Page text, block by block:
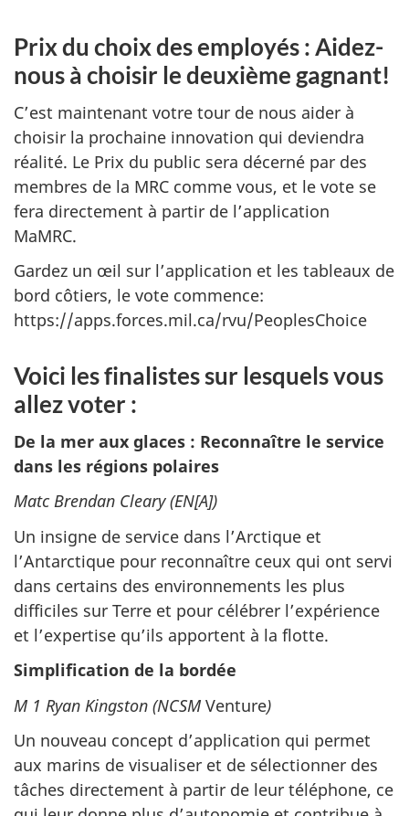
Prix du choix des employés : Aidez-
nous à choisir le deuxième gagnant!
C’est maintenant votre tour de nous aider à
choisir la prochaine innovation qui deviendra
réalité. Le Prix du public sera décerné par des
membres de la MRC comme vous, et le vote se
fera directement à partir de l’application
MaMRC.
Gardez un œil sur l’application et les tableaux de
bord côtiers, le vote commence:
https://apps.forces.mil.ca/rvu/PeoplesChoice
Voici les finalistes sur lesquels vous
allez voter :
De la mer aux glaces : Reconnaître le service
dans les régions polaires
Matc Brendan Cleary (EN[A])
Un insigne de service dans l’Arctique et
l’Antarctique pour reconnaître ceux qui ont servi
dans certains des environnements les plus
difficiles sur Terre et pour célébrer l’expérience
et l’expertise qu’ils apportent à la flotte.
Simplification de la bordée
M 1 Ryan Kingston (NCSM Venture)
Un nouveau concept d’application qui permet
aux marins de visualiser et de sélectionner des
tâches directement à partir de leur téléphone, ce